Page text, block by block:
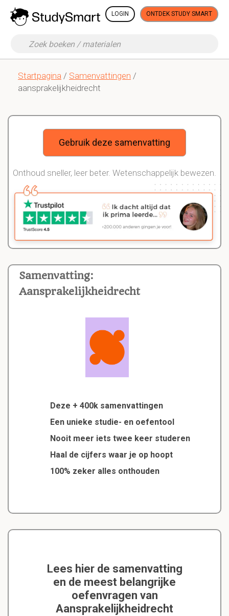
LOGIN ONTDEK STUDY SMART
Startpagina / Samenvattingen /
aansprakelijkheidrecht
Samenvatting:
Aansprakelijkheidrecht
Deze + 400k samenvattingen
Een unieke studie- en oefentool
Nooit meer iets twee keer studeren
Haal de cijfers waar je op hoopt
100% zeker alles onthouden
Gebruik deze samenvatting
Onthoud sneller, leer beter. Wetenschappelijk bewezen.
Lees hier de samenvatting
en de meest belangrijke
oefenvragen van
Aansprakelijkheidrecht